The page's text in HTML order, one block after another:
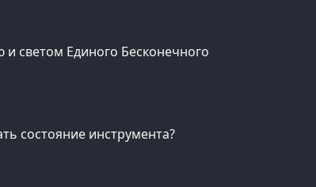
светом Единого Бесконечного
состояние инструмента?